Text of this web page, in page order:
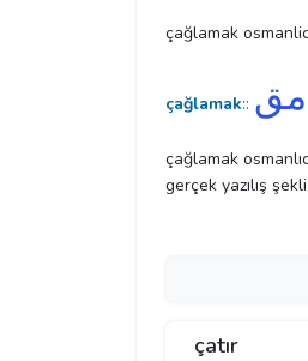
çağlamak
çağlamak::
çağlamak
gerçek yazılış şekli.
çatır